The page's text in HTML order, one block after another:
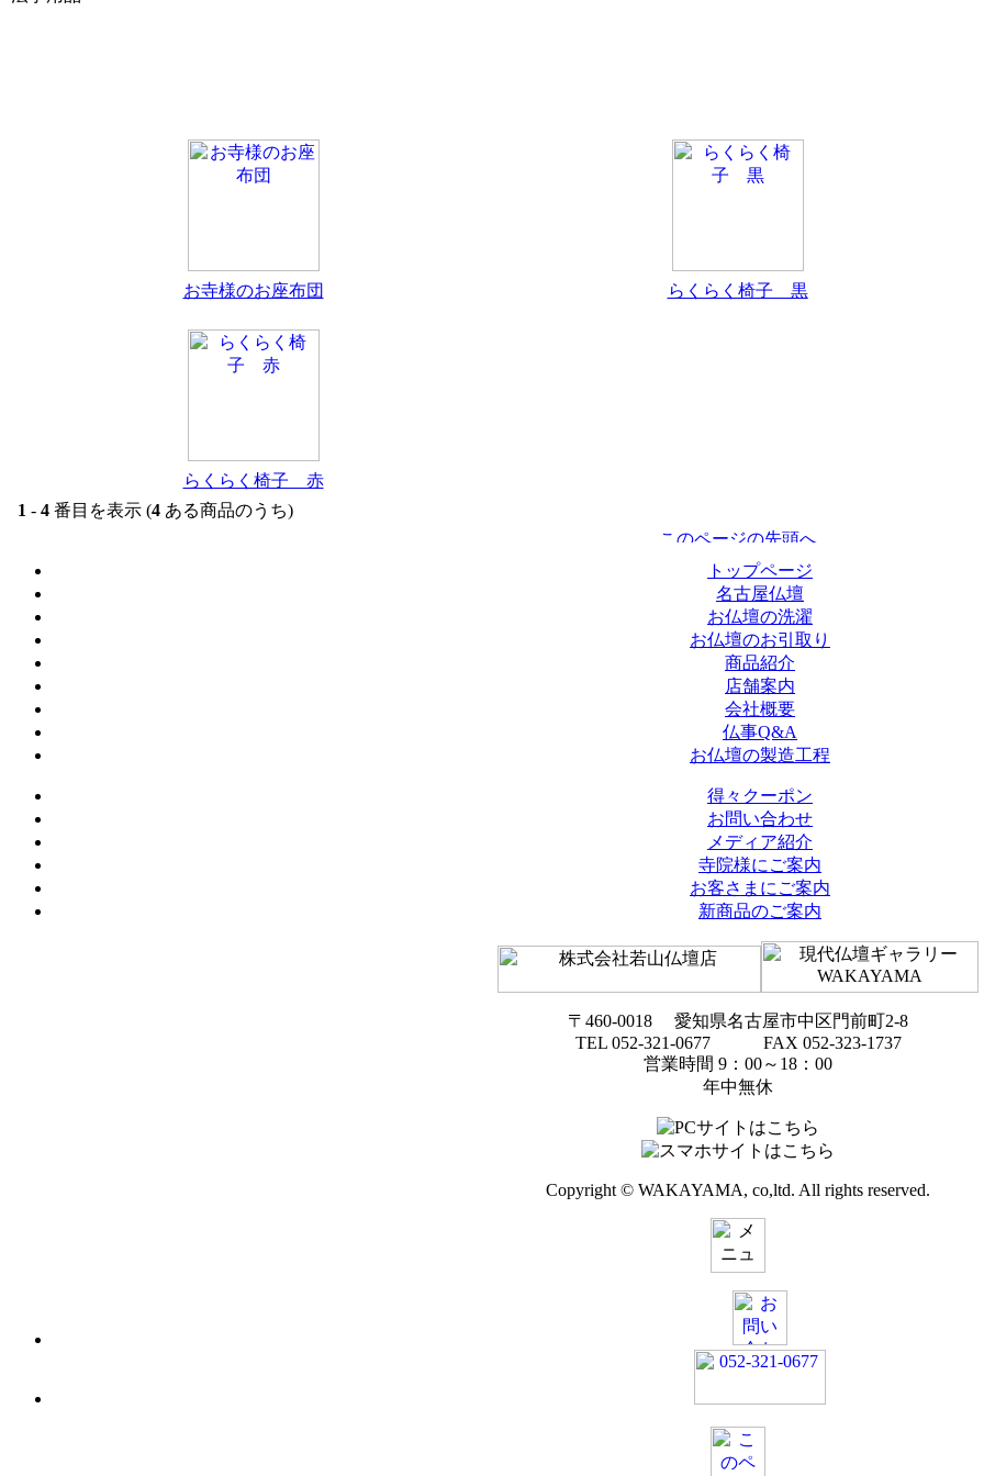
お寺様のお座布団 らくらく椅子 黒
らくらく椅子 赤
1 - 4 番目を表示 (4 ある商品のうち)
トップページ
名古屋仏壇
お仏壇の洗濯
お仏壇のお引取り
商品紹介
店舗案内
会社概要
仏事Q&A
お仏壇の製造工程
得々クーポン
お問い合わせ
メディア紹介
寺院様にご案内
お客さまにご案内
新商品のご案内
〒460-0018 愛知県名古屋市中区門前町2-8
TEL 052-321-0677 FAX 052-323-1737
営業時間 9：00～18：00
年中無休
Copyright © WAKAYAMA, co,ltd. All rights reserved.